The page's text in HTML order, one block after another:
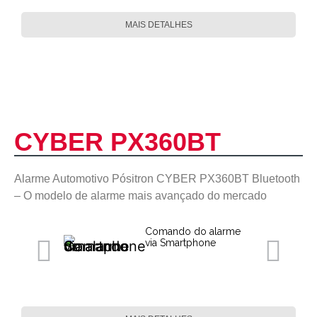
MAIS DETALHES
CYBER PX360BT
Alarme Automotivo Pósitron CYBER PX360BT Bluetooth
– O modelo de alarme mais avançado do mercado
Comando do alarme
via Smartphone